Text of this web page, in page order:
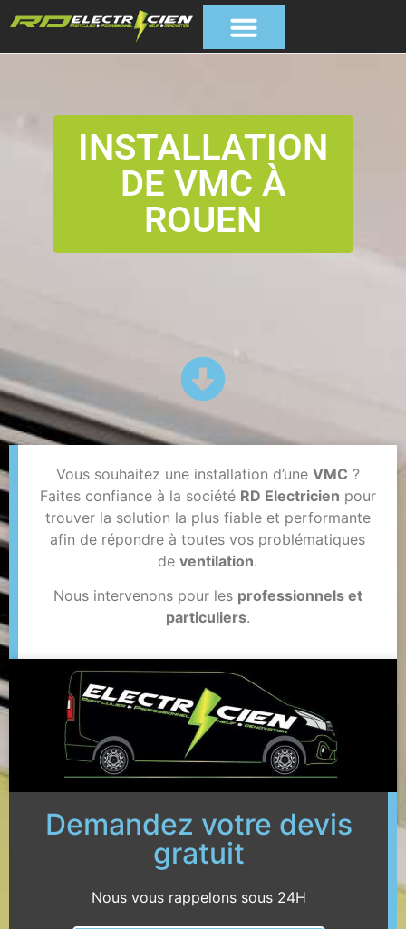
INSTALLATION
DE VMC À
ROUEN
Vous souhaitez une installation d’une VMC ?
Faites confiance à la société RD Electricien pour
trouver la solution la plus fiable et performante
afin de répondre à toutes vos problématiques
de ventilation.
Nous intervenons pour les professionnels et
particuliers.
Demandez votre devis
gratuit
Nous vous rappelons sous 24H